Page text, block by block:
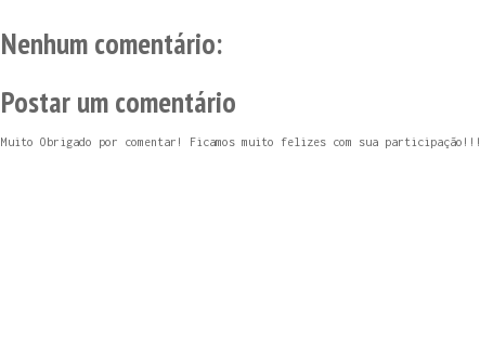
Nenhum comentário:
Postar um comentário
Muito Obrigado por comentar! Ficamos muito felizes com sua participação!!!